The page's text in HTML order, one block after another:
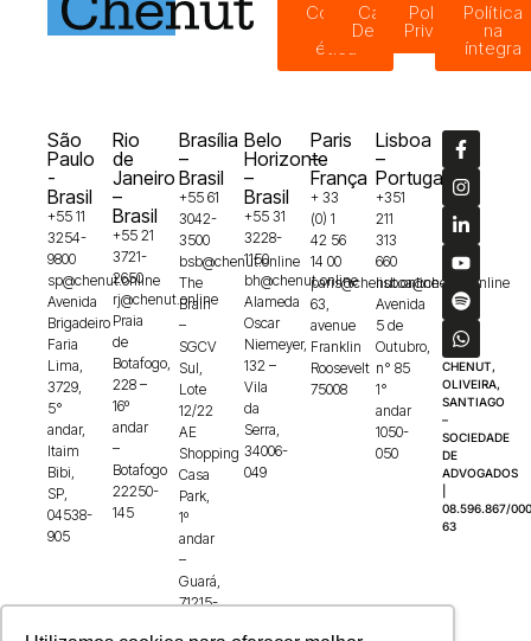
Código
ética
Canal de
Denúncias
Política de
Privacidade
Política
na
íntegra
São
Paulo
-
Brasil
+55 11
3254-
9800
sp@chenut.online
Avenida
Brigadeiro
Faria
Lima,
3729,
5°
andar,
Itaim
Bibi,
SP,
04538-
905
Rio
de
Janeiro
–
Brasil
+55 21
3721-
2650
rj@chenut.online
Praia
de
Botafogo,
228 –
16º
andar
–
Botafogo
22250-
145
Brasília
–
Brasil
+55 61
3042-
3500
bsb@chenut.online
The
Brain
–
SGCV
Sul,
Lote
12/22
AE
Shopping
Casa
Park,
1º
andar
–
Guará,
71215-
Belo
Horizonte
–
Brasil
+55 31
3228-
1150
bh@chenut.online
Alameda
Oscar
Niemeyer,
132 –
Vila
da
Serra,
34006-
049
Paris
–
França
+ 33
(0) 1
42 56
14 00
paris@chenut.online
63,
avenue
Franklin
Roosevelt
75008
Lisboa
–
Portugal
+351
211
313
660
lisboa@chenut.online
Avenida
5 de
Outubro,
n° 85
1°
andar
1050-
050
CHENUT,
OLIVEIRA,
SANTIAGO
–
SOCIEDADE
DE
ADVOGADOS
08.596.867/
63